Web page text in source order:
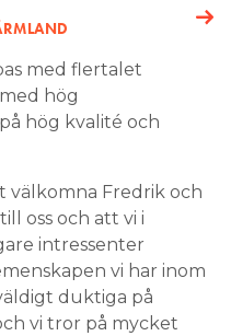
med flertalet
hög
hög kvalité och
välkomna Fredrik och
oss och att vi i
intressenter
vi har inom
duktiga på
vi tror på mycket